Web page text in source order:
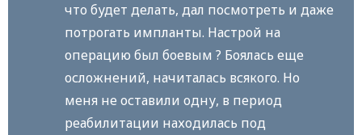
что будет делать, дал посмотреть и даже
потрогать импланты. Настрой на
операцию был боевым ? Боялась еще
осложнений, начиталась всякого. Но
меня не оставили одну, в период
реабилитации находилась под